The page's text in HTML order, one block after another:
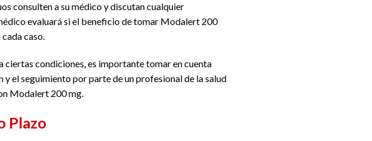
consulten a su médico y discutan cualquier
evaluará si el beneficio de tomar Modalert 200
caso.
ciertas condiciones, es importante tomar en cuenta
el seguimiento por parte de un profesional de la salud
Modalert 200 mg.
Plazo